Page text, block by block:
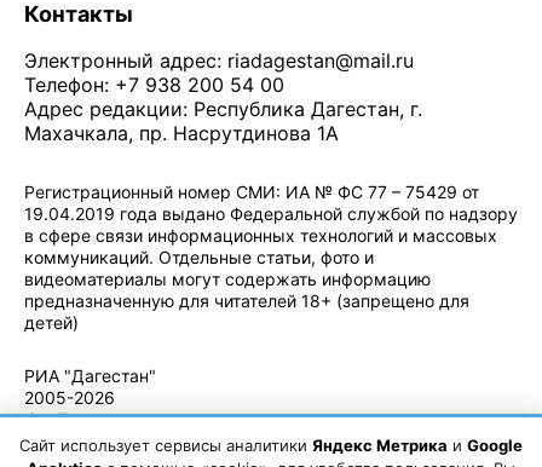
Контакты
Электронный адрес: riadagestan@mail.ru
Телефон: +7 938 200 54 00
Адрес редакции: Республика Дагестан, г.
Махачкала, пр. Насрутдинова 1А
Регистрационный номер СМИ: ИА № ФС 77 – 75429 от
19.04.2019 года выдано Федеральной службой по надзору
в сфере связи информационных технологий и массовых
коммуникаций. Отдельные статьи, фото и
видеоматериалы могут содержать информацию
предназначенную для читателей 18+ (запрещено для
детей)
РИА "Дагестан"
2005-2026
© - Правила
использования
материалов.
Сайт использует сервисы аналитики Яндекс Метрика и Google